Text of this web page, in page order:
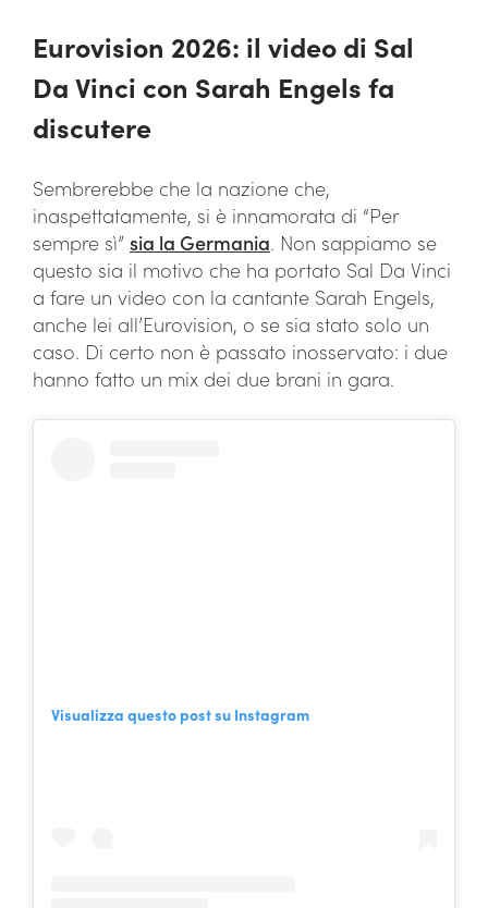
Eurovision 2026: il video di Sal
Da Vinci con Sarah Engels fa
discutere
Sembrerebbe che la nazione che,
inaspettatamente, si è innamorata di “Per
sempre sì” sia la Germania. Non sappiamo se
questo sia il motivo che ha portato Sal Da Vinci
a fare un video con la cantante Sarah Engels,
anche lei all’Eurovision, o se sia stato solo un
caso. Di certo non è passato inosservato: i due
hanno fatto un mix dei due brani in gara.
Visualizza questo post su Instagram